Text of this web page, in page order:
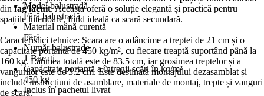
Model balustradă
Fără balustradă
Material mână curentă
Fără
Număr balustrade
1 Bucati
Capacitate portantă a întregii scări în kg/m²
450 kg
Inclus în pachetul livrat
din fag lăcuit. Aceasta oferă o soluție elegantă și practică pentru
spațiile interioare, fiind ideală ca scară secundară.
Caracteristici tehnice: Scara are o adâncime a treptei de 21 cm și o
capacitate portantă de 450 kg/m², cu fiecare treaptă suportând până la
160 kg. Lățimea totală este de 83.5 cm, iar grosimea treptelor și a
vangurilor este de 3.2 cm. Este destinată montajului dezasamblat și
include instrucțiuni de asamblare, materiale de montaj, trepte și vanguri
de scară.